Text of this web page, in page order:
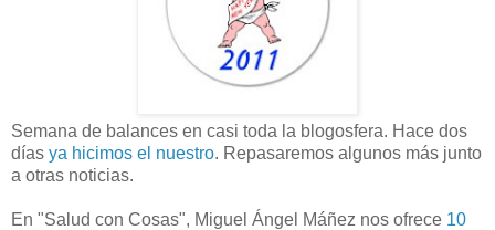
Semana de balances en casi toda la blogosfera. Hace dos
días ya hicimos el nuestro. Repasaremos algunos más junto
a otras noticias.
En "Salud con Cosas", Miguel Ángel Máñez nos ofrece 10